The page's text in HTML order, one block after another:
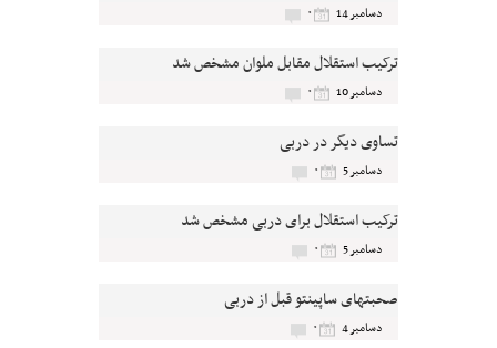
دسامبر 14 ۰
ترکیب استقلال مقابل ملوان مشخص شد
دسامبر 10 ۰
تساوی دیگر در دربی
دسامبر 5 ۰
ترکیب استقلال برای دربی مشخص شد
دسامبر 5 ۰
صحبتهای ساپینتو قبل از دربی
دسامبر 4 ۰